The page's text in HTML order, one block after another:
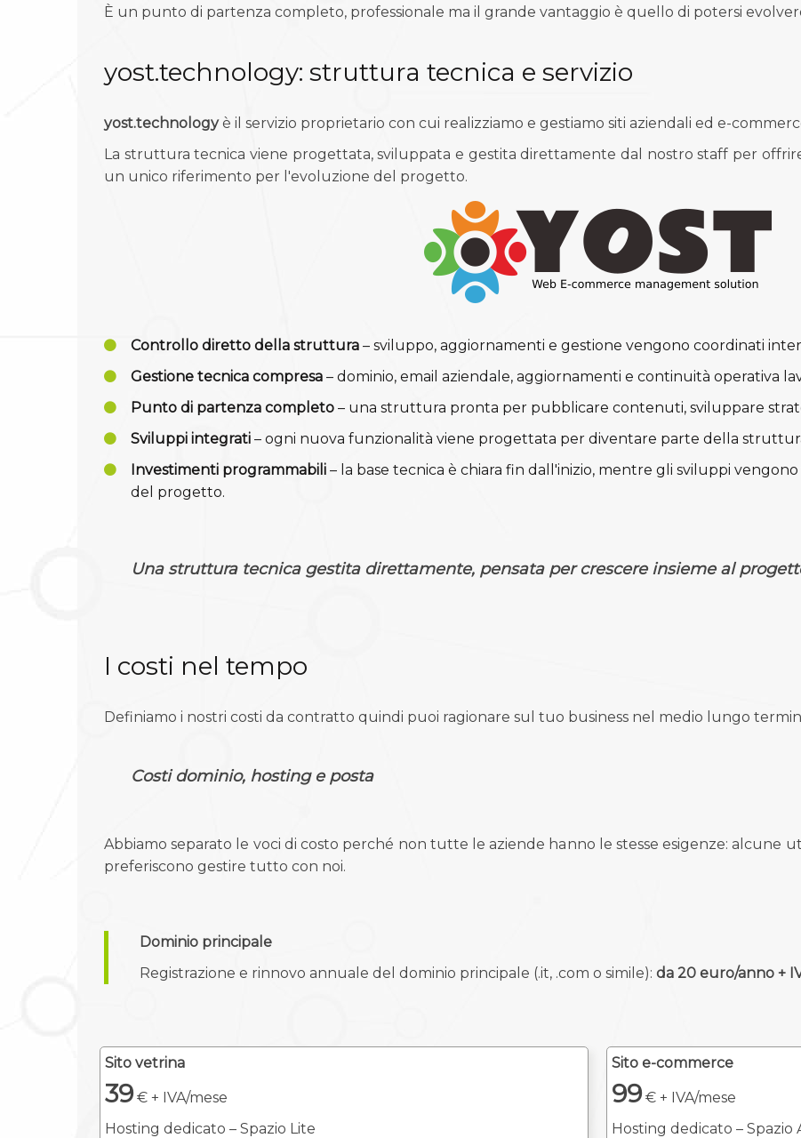
È un punto di partenza completo, professionale ma il grande vantaggio è quello di potersi
yost.technology: struttura tecnica e servizio
yost.technologyè il servizio proprietario con cui realizziamo e gestiamo siti aziendali ed e-
La struttura tecnica viene progettata, sviluppata e gestita direttamente dal nostro staff per
un unico riferimento per l'evoluzione del progetto.
Controllo diretto della struttura – sviluppo, aggiornamenti e gestione vengono coordinati
Gestione tecnica compresa – dominio, email aziendale, aggiornamenti e continuità operativa
Punto di partenza completo – una struttura pronta per pubblicare contenuti, sviluppare
Sviluppi integrati – ogni nuova funzionalità viene progettata per diventare parte della
Investimenti programmabili – la base tecnica è chiara fin dall'inizio, mentre gli sviluppi
del progetto.
Una struttura tecnica gestita direttamente, pensata per crescere insieme al
I costi nel tempo
Definiamo i nostri costi da contratto quindi puoi ragionare sul tuo business nel medio lungo
Costi dominio, hosting e posta
Abbiamo separato le voci di costo perché non tutte le aziende hanno le stesse esigenze: alcune
preferiscono gestire tutto con noi.
Dominio principale
Registrazione e rinnovo annuale del dominio principale (.it, .com o simile): da 20 euro/anno +
Sito vetrina
39€ + IVA/mese
Hosting dedicato – Spazio Lite
Sito e-commerce
99€ + IVA/mese
Hosting dedicato – Spazio